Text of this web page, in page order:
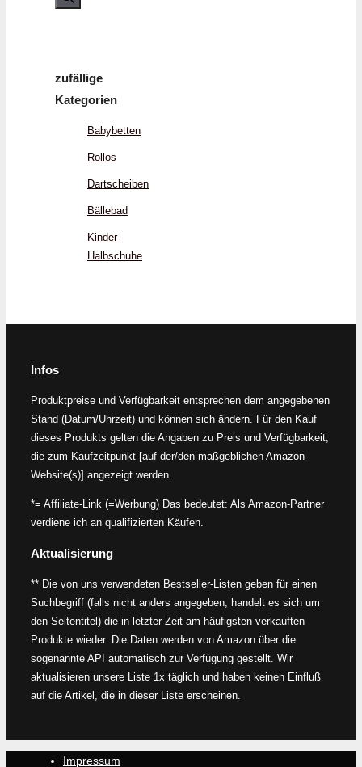
zufällige
Kategorien
Babybetten
Rollos
Dartscheiben
Bällebad
Kinder-
Halbschuhe
Infos
Produktpreise und Verfügbarkeit entsprechen dem angegebenen
Stand (Datum/Uhrzeit) und können sich ändern. Für den Kauf
dieses Produkts gelten die Angaben zu Preis und Verfügbarkeit,
die zum Kaufzeitpunkt [auf der/den maßgeblichen Amazon-
Website(s)] angezeigt werden.
*= Affiliate-Link (=Werbung) Das bedeutet: Als Amazon-Partner
verdiene ich an qualifizierten Käufen.
Aktualisierung
** Die von uns verwendeten Bestseller-Listen geben für einen
Suchbegriff (falls nicht anders angegeben, handelt es sich um
den Seitentitel) die in letzter Zeit am häufigsten verkauften
Produkte wieder. Die Daten werden von Amazon über die
sogenannte API automatisch zur Verfügung gestellt. Wir
aktualisieren unsere Liste 1x täglich und haben keinen Einfluß
auf die Artikel, die in dieser Liste erscheinen.
Impressum